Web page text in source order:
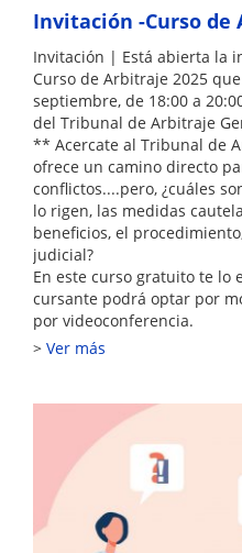
Invitación -Curso de
Invitación | Está abierta la
Curso de Arbitraje 2025
septiembre, de 18:00 a
del Tribunal de Arbitraje
** Acercate al Tribunal de
ofrece un camino directo
conflictos....pero, ¿cuáles
lo rigen, las medidas
beneficios, el
judicial?
En este curso gratuito te lo
cursante podrá optar por
por videoconferencia.
Ver más